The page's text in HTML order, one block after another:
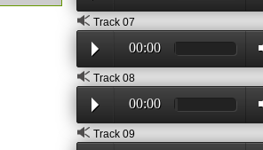
Track 07
00:00
Track 08
00:00
Track 09